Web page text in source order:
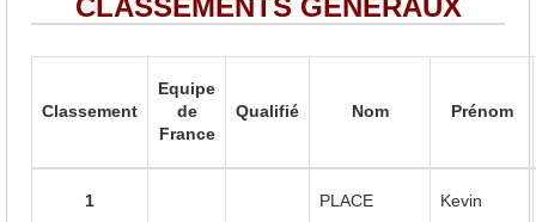
Classement
Equipe
de
France
Qualifié Nom Prénom
1 PLACE Kevin